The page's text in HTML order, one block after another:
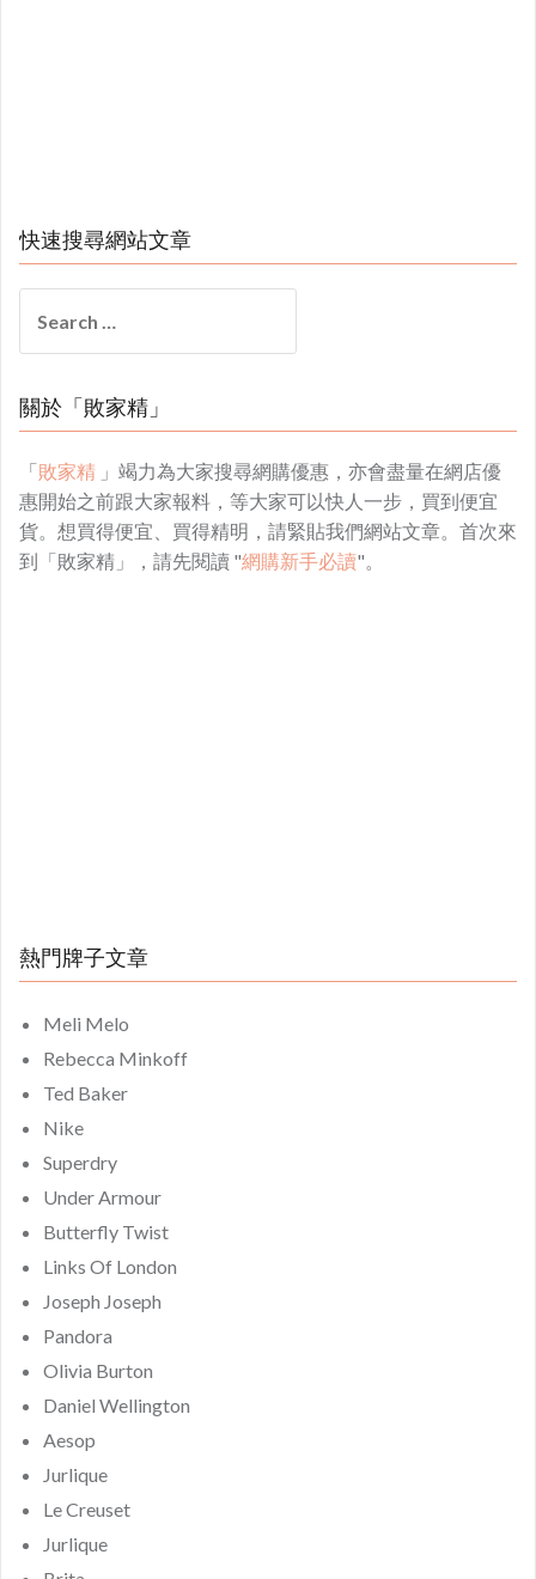
快速搜尋網站文章
for:
關於「敗家精」
「敗家精 」竭力為大家搜尋網購優惠，亦會盡量在網店優
惠開始之前跟大家報料，等大家可以快人一步，買到便宜
貨。想買得便宜、買得精明，請緊貼我們網站文章。首次來
到「敗家精」，請先閱讀 "網購新手必讀"。
熱門牌子文章
Meli Melo
Rebecca Minkoff
Ted Baker
Nike
Superdry
Under Armour
Butterfly Twist
Links Of London
Joseph Joseph
Pandora
Olivia Burton
Daniel Wellington
Aesop
Jurlique
Le Creuset
Jurlique